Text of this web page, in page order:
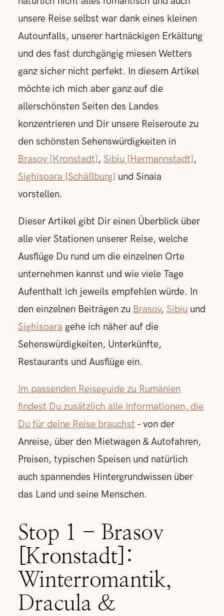
unsere Reise selbst war dank eines kleinen
Autounfalls, unserer hartnäckigen Erkältung
und des fast durchgängig miesen Wetters
ganz sicher nicht perfekt. In diesem Artikel
möchte ich mich aber ganz auf die
allerschönsten Seiten des Landes
konzentrieren und Dir unsere Reiseroute zu
den schönsten Sehenswürdigkeiten in
Brasov [Kronstadt] , Sibiu [Hermannstadt] ,
Sighisoara [Schäßburg] und Sinaia
vorstellen.
Dieser Artikel gibt Dir einen Überblick über
alle vier Stationen unserer Reise, welche
Ausflüge Du rund um die einzelnen Orte
unternehmen kannst und wie viele Tage
Aufenthalt ich jeweils empfehlen würde. In
den einzelnen Beiträgen zu Brasov, Sibiu und
Sighisoara gehe ich näher auf die
Sehenswürdigkeiten, Unterkünfte,
Restaurants und Ausflüge ein.
Im passenden Reiseguide zu Rumänien
findest Du zusätzlich alle Informationen, die
Du für deine Reise brauchst - von der
Anreise, über den Mietwagen & Autofahren,
Preisen, typischen Speisen und natürlich
auch spannendes Hintergrundwissen über
das Land und seine Menschen.
Stop 1 - Brasov
[Kronstadt]:
Winterromantik,
Dracula &